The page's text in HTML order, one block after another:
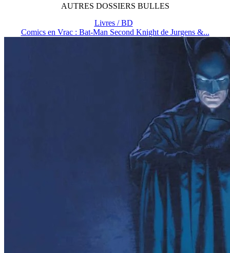
AUTRES DOSSIERS BULLES
Livres / BD
Comics en Vrac : Bat-Man Second Knight de Jurgens &...